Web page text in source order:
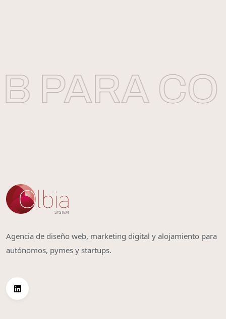
PARA
Agencia de diseño web, marketing digital y alojamiento para
autónomos, pymes y startups.